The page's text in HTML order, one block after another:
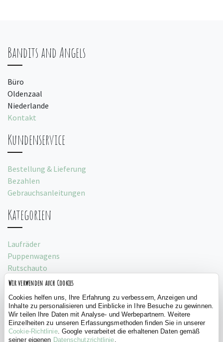
Bandits and Angels
Büro
Oldenzaal
Niederlande
Kontakt
Kundenservice
Bestellung & Lieferung
Bezahlen
Gebrauchsanleitungen
Kategorien
Laufräder
Puppenwagens
Rutschauto
Spielzelte
Social
Wir verwenden auch Cookies
Cookies helfen uns, Ihre Erfahrung zu verbessern, Anzeigen und
Inhalte zu personalisieren und Einblicke in Ihre Besuche zu gewinnen.
Wir teilen Ihre Daten mit Analyse- und Werbepartnern. Weitere
Einzelheiten zu unseren Erfassungsmethoden finden Sie in unserer
Cookie-Richtlinie. Google verarbeitet die erhaltenen Daten gemäß
seiner eigenen Datenschutzrichtlinie